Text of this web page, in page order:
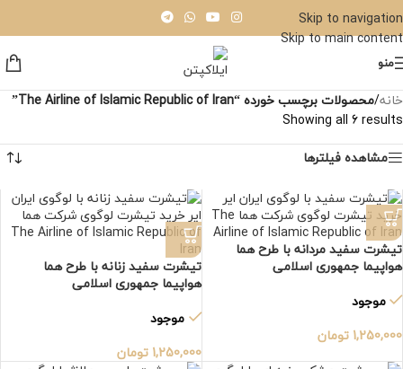
Skip to navigation
Skip to main content
منو
خانه/محصولات برچسب خورده “The Airline of Islamic Republic of Iran”
Showing all 6 results
مشاهده فیلترها
تیشرت سفید مردانه با طرح هما
هواپیما جمهوری اسلامی
موجود
1,250,000 تومان
تیشرت سفید زنانه با طرح هما
هواپیما جمهوری اسلامی
موجود
1,250,000 تومان